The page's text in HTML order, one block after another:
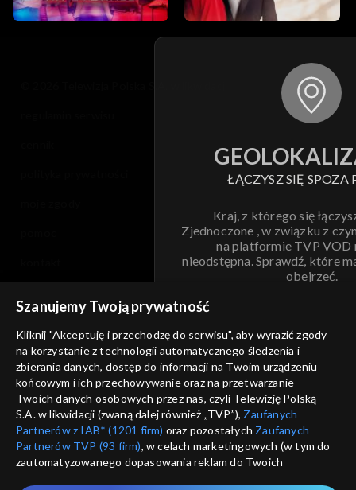
ŁĄCZYSZ SIĘ SPOZA
Kraj, z którego się
Zjednoczone , w związku z
na platformie TVP VOD
nieodstępna. Sprawdź, które
obejrzeć.
ANULUJ
informacje o dostawcy usług
Szanujemy Twoją prywatność
Kliknij "Akceptuję i przechodzę do serwisu", aby wyrazić zgody
na korzystanie z technologii automatycznego śledzenia i
zbierania danych, dostęp do informacji na Twoim urządzeniu
końcowym i ich przechowywanie oraz na przetwarzanie
Twoich danych osobowych przez nas, czyli Telewizję Polską
S.A. w likwidacji (zwaną dalej również „TVP”), Zaufanych
Partnerów z IAB* (1201 firm) oraz pozostałych Zaufanych
Partnerów TVP (93 firm), w celach marketingowych (w tym do
zautomatyzowanego dopasowania reklam do Twoich